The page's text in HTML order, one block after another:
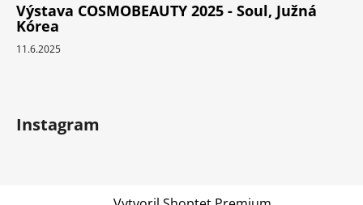
Výstava COSMOBEAUTY 2025 - Soul, Južná
Kórea
11.6.2025
Instagram